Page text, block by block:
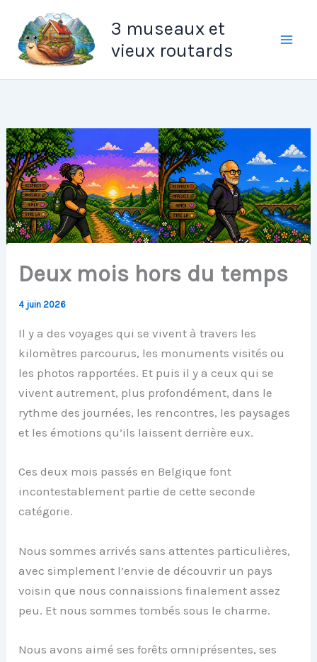
contenu
3 museaux et
vieux routards
Deux mois hors du temps
4 juin 2026
Il y a des voyages qui se vivent à travers les
kilomètres parcourus, les monuments visités ou
les photos rapportées. Et puis il y a ceux qui se
vivent autrement, plus profondément, dans le
rythme des journées, les rencontres, les paysages
et les émotions qu’ils laissent derrière eux.
Ces deux mois passés en Belgique font
incontestablement partie de cette seconde
catégorie.
Nous sommes arrivés sans attentes particulières,
avec simplement l’envie de découvrir un pays
voisin que nous connaissions finalement assez
peu. Et nous sommes tombés sous le charme.
Nous avons aimé ses forêts omniprésentes, ses